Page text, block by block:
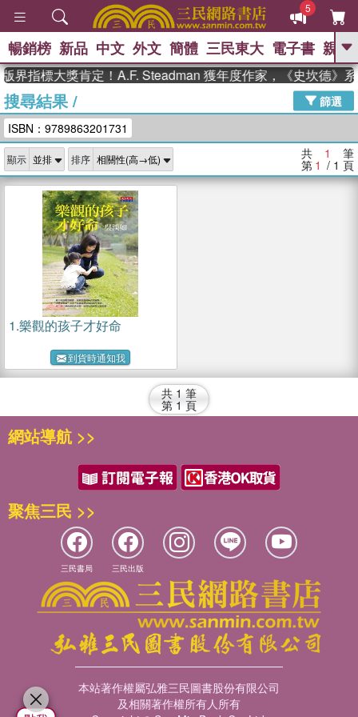
5
GO
高希均教授回憶錄
、 The Odyssey 、 父親節 、 如果歷
獎 臺灣漫遊錄 、 方念華 、 台灣的李
登輝時代
數學女孩：黎曼猜想 、
偉大的迷走神經
暢銷榜 新品 中文 外文 簡體 三民東大 電子書 親子
界指標大獎肯定！A.F. Steadman 獲年度作家，《史坎德》
搜尋結果/
篩選
ISBN：9789863201731
顯示 排序 共 1 筆
第 1 / 1 頁
1.樂觀的孩子才好命
到貨時通知我
共 1 筆
第 1 頁
網站導航 >>
聚焦三民 >>
三民書局 三民出版
本站著作權屬弘雅三民圖書股份有限公司
及相關著作權所有人所有